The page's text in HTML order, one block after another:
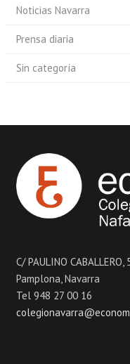
Noticias Navarra
Prensa diaria
Sin categoría
C/ PAULINO
Pamplona, Navarra
Tel 948 27 00 16